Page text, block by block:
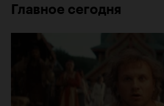
Главное сегодня